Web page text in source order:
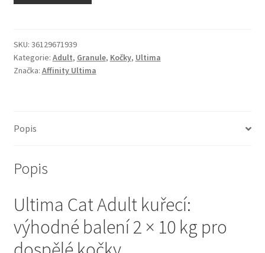
Odpočívadla pro kočky
Pamlsky pro kočky
Škrabadla pro kočky
Veterinární dieta pro kočky
Vše pro psy — Krmivo, doplňky, vybavení
SKU: 36129671939
Kategorie: Adult, Granule, Kočky, Ultima
Značka: Affinity Ultima
Popis
Popis
Ultima Cat Adult kuřecí:
výhodné balení 2 × 10 kg pro